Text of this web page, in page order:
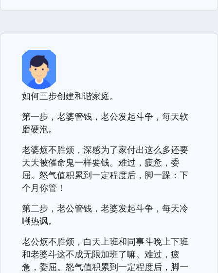
如何三步创建和谐家庭。
第一步，老婆管钱，老公发起斗争，每天软
磨硬泡。
老婆烦不胜烦，深感为了家付出这么多还要
天天被催命鬼一样要钱。难过，疲惫，委
屈。怒气值积累到一定程度后，脚一跺：下
个月你管！
第二步，老公管钱，老婆发起斗争，每天冷
嘲热讽。
老公烦不胜烦，白天上班和同事斗晚上下班
和老婆斗这不成无限加班了嘛。难过，疲
惫，委屈。怒气值积累到一定程度后，脚一